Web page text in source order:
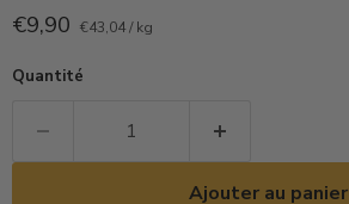
Prix actuel
€9,90 €43,04/kg
Quantité
Ajouter au panier